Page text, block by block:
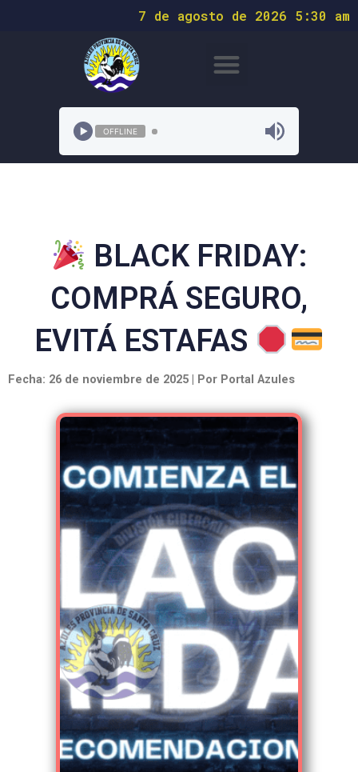
7 de agosto de 2026 5:30 am
OFFLINE
BLACK FRIDAY:
COMPRÁ SEGURO,
EVITÁ ESTAFAS
Fecha: 26 de noviembre de 2025 | Por Portal Azules